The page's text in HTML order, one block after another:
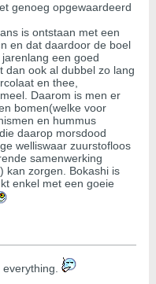
genoeg opgewaardeerd
is ontstaan met een
en dat daardoor de boel
een goed
dan ook al dubbel zo lang
en thee,
Daarom is men er
bomen(welke voor
en hummus
daarop morsdood
welliswaar zuurstofloos
samenwerking
kan zorgen. Bokashi is
enkel met een goeie